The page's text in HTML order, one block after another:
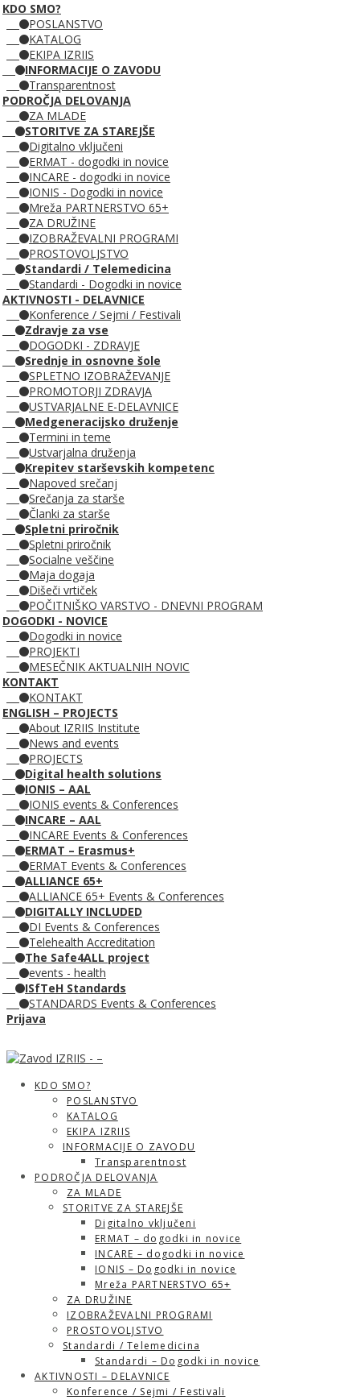
KDO SMO?
POSLANSTVO
KATALOG
EKIPA IZRIIS
INFORMACIJE O ZAVODU
Transparentnost
PODROČJA DELOVANJA
ZA MLADE
STORITVE ZA STAREJŠE
Digitalno vključeni
ERMAT - dogodki in novice
INCARE - dogodki in novice
IONIS - Dogodki in novice
Mreža PARTNERSTVO 65+
ZA DRUŽINE
IZOBRAŽEVALNI PROGRAMI
PROSTOVOLJSTVO
Standardi / Telemedicina
Standardi - Dogodki in novice
AKTIVNOSTI - DELAVNICE
Konference / Sejmi / Festivali
Zdravje za vse
DOGODKI - ZDRAVJE
Srednje in osnovne šole
SPLETNO IZOBRAŽEVANJE
PROMOTORJI ZDRAVJA
USTVARJALNE E-DELAVNICE
Medgeneracijsko druženje
Termini in teme
Ustvarjalna druženja
Krepitev starševskih kompetenc
Napoved srečanj
Srečanja za starše
Članki za starše
Spletni priročnik
Spletni priročnik
Socialne veščine
Maja dogaja
Dišeči vrtiček
POČITNIŠKO VARSTVO - DNEVNI PROGRAM
DOGODKI - NOVICE
Dogodki in novice
PROJEKTI
MESEČNIK AKTUALNIH NOVIC
KONTAKT
KONTAKT
ENGLISH – PROJECTS
About IZRIIS Institute
News and events
PROJECTS
Digital health solutions
IONIS – AAL
IONIS events & Conferences
INCARE – AAL
INCARE Events & Conferences
ERMAT – Erasmus+
ERMAT Events & Conferences
ALLIANCE 65+
ALLIANCE 65+ Events & Conferences
DIGITALLY INCLUDED
DI Events & Conferences
Telehealth Accreditation
The Safe4ALL project
events - health
ISfTeH Standards
STANDARDS Events & Conferences
Prijava
KDO SMO?
POSLANSTVO
KATALOG
EKIPA IZRIIS
INFORMACIJE O ZAVODU
Transparentnost
PODROČJA DELOVANJA
ZA MLADE
STORITVE ZA STAREJŠE
Digitalno vključeni
ERMAT – dogodki in novice
INCARE – dogodki in novice
IONIS – Dogodki in novice
Mreža PARTNERSTVO 65+
ZA DRUŽINE
IZOBRAŽEVALNI PROGRAMI
PROSTOVOLJSTVO
Standardi / Telemedicina
Standardi – Dogodki in novice
AKTIVNOSTI – DELAVNICE
Konference / Sejmi / Festivali